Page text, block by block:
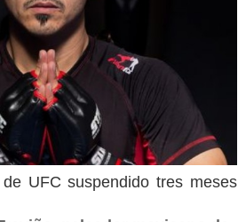
UFC suspendido tres meses